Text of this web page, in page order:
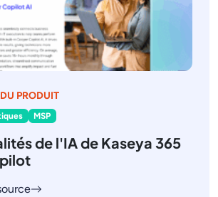
PRODUIT
MSP
de l'IA de Kaseya 365